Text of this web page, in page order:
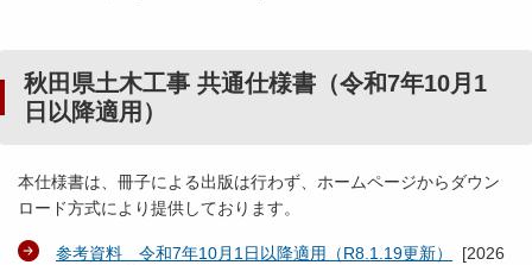
秋田県土木工事 共通仕様書（令和7年10月1
日以降適用）
本仕様書は、冊子による出版は行わず、ホームページからダウン
ロード方式により提供しております。
参考資料 令和7年10月1日以降適用（R8.1.19更新） [2026